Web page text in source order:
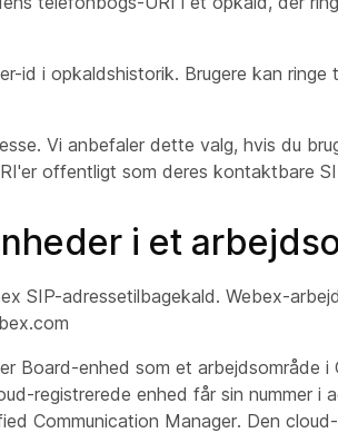
id i opkaldshistorik. Brugere kan ringe
Vi anbefaler dette valg, hvis du
offentligt som deres kontaktbare
i et
SIP-adressetilbagekald. Webex-
Board-enhed som et arbejdsområde i
registrerede enhed får sin nummer i
Communication Manager. Den